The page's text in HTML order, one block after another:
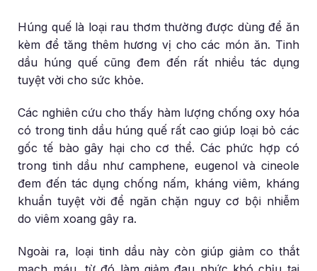
Húng quế là loại rau thơm thường được dùng để ăn
kèm để tăng thêm hương vị cho các món ăn. Tinh
dầu húng quế cũng đem đến rất nhiều tác dụng
tuyệt vời cho sức khỏe.
Các nghiên cứu cho thấy hàm lượng chống oxy hóa
có trong tinh dầu húng quế rất cao giúp loại bỏ các
gốc tế bào gây hại cho cơ thể. Các phức hợp có
trong tinh dầu như camphene, eugenol và cineole
đem đến tác dụng chống nấm, kháng viêm, kháng
khuẩn tuyệt vời để ngăn chặn nguy cơ bội nhiễm
do viêm xoang gây ra.
Ngoài ra, loại tinh dầu này còn giúp giảm co thắt